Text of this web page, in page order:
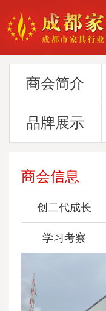
商会简介
品牌展示
商会信息
创二代成长
学习考察